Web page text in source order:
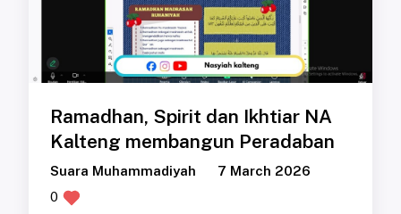
Ramadhan, Spirit dan Ikhtiar NA
Kalteng membangun Peradaban
Suara Muhammadiyah
7 March 2026
0